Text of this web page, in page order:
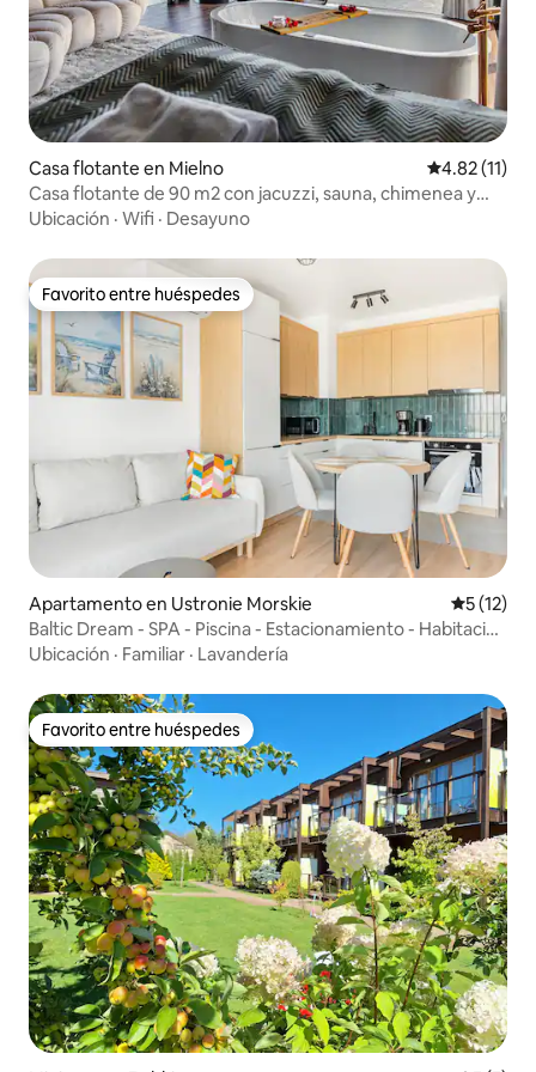
Casa flotante en Mielno Calificación
4.82 (11)
Casa flotante de 90 m2 con jacuzzi, sauna, chimenea y
desayuno
Ubicación · Wifi · Desayuno
Favorito entre huéspedes
Favorito entre huéspedes
Apartamento en Ustronie Morskie
5 (12)
Baltic Dream - SPA - Piscina - Estacionamiento - Habitación
infantil
Ubicación · Familiar · Lavandería
Favorito entre huéspedes
Favorito entre huéspedes